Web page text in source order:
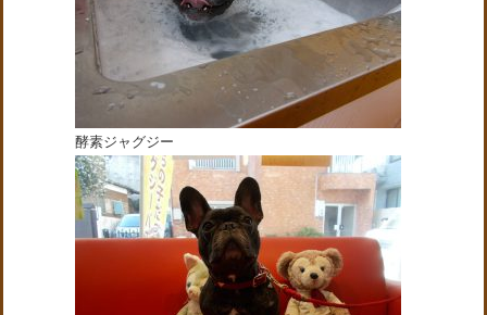
酵素ジャグジー